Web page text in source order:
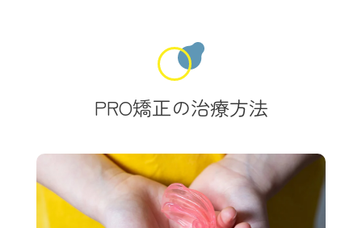
PRO矯正の治療方法